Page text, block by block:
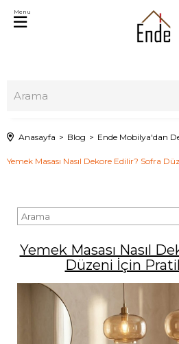
Menu
Anasayfa Blog Ende Mobilya'dan
Yemek Masası Nasıl Dekore Edilir? Sofra
Yemek Masası Nasıl
Düzeni İçin